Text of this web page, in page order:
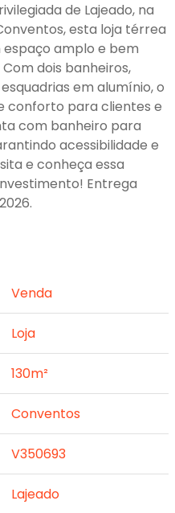
de Lajeado, na
esta loja térrea
amplo e bem
dois banheiros,
em alumínio, o
conforto para clientes e
com banheiro para
acessibilidade e
e conheça essa
Entrega
Venda
Loja
130m²
Conventos
V350693
Lajeado